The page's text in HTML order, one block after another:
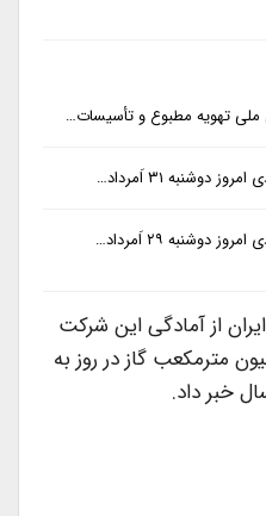
تهویه مطبوع و تأسیسات…
۳۱ اَمرداد…
۲۹ اَمرداد…
از آمادگی این شرکت
افزون بر 700 میلیون مترمکعب گاز در روز به
خبر داد.